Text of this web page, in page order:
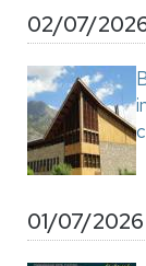
02/07/
01/07/2026